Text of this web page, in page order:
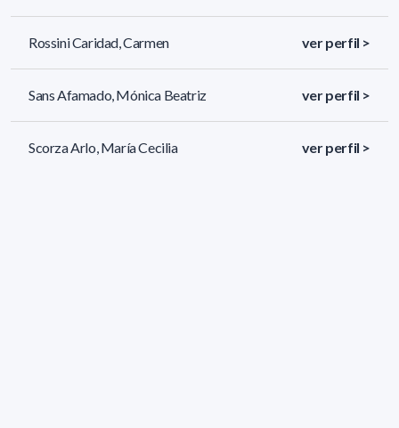
Rossini Caridad, Carmen ver perfil >
Sans Afamado, Mónica Beatriz ver perfil >
Scorza Arlo, María Cecilia ver perfil >